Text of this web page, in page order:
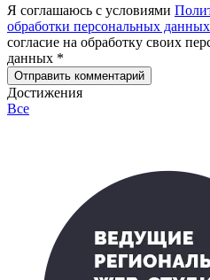
Я соглашаюсь с условиями
обработки персональных данных
согласие на обработку своих
данных *
Отправить комментарий
Достижения
Все